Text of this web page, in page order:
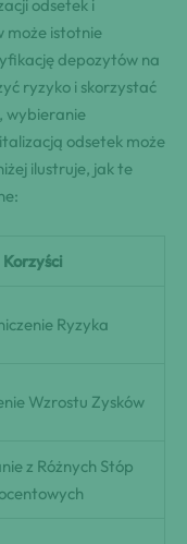
odsetek i
może istotnie
depozytów na
ryzyko i skorzystać
wybieranie
odsetek może
ilustruje, jak te
Korzyści
Ryzyka
Wzrostu Zysków
z Różnych Stóp